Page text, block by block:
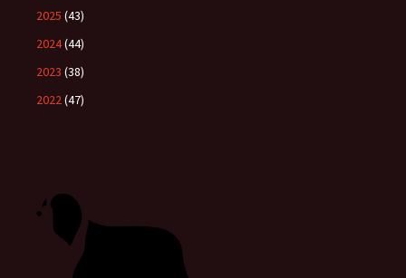
2025 (43)
2024(44)
2023 (38)
2022(47)